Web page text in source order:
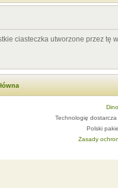
ciasteczka utworzone przez tę
Technologię dostarcza
Polski
Zasady